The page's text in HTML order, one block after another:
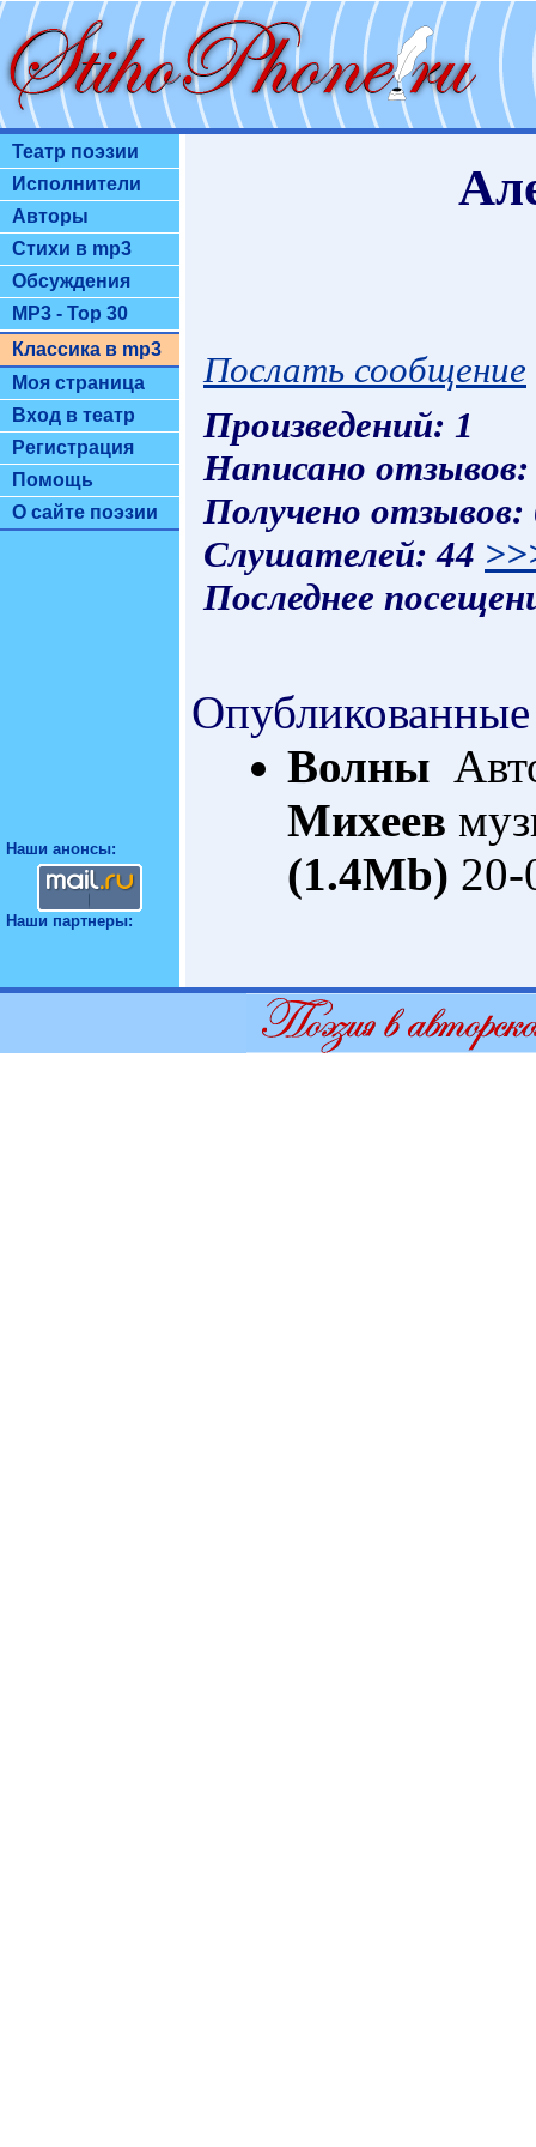
Театр поэзии
Исполнители
Авторы
Стихи в mp3
Обсуждения
MP3 - Top 30
Классика в mp3
Моя страница
Вход в театр
Регистрация
Помощь
О сайте поэзии
Наши анонсы:
Наши партнеры:
Послать сообщение
Произведений: 1
Написано
Получено
Слушателей: 44
Последнее
Волны
Михеев
(1.4Mb) 20-